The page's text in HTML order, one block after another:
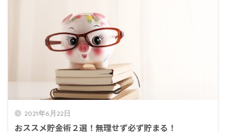
2021年6月22日
おススメ貯金術２選！無理せず必ず貯まる！